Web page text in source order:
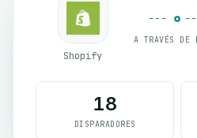
Shopify
A TRAVÉS DE
18
DISPARADORES